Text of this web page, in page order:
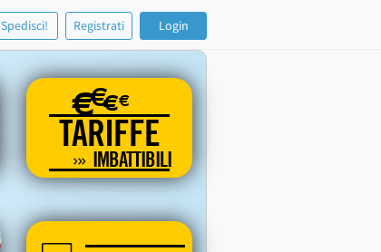
Spedisci! Registrati Login
€€€€
TARIFFE
IMBATTIBILI